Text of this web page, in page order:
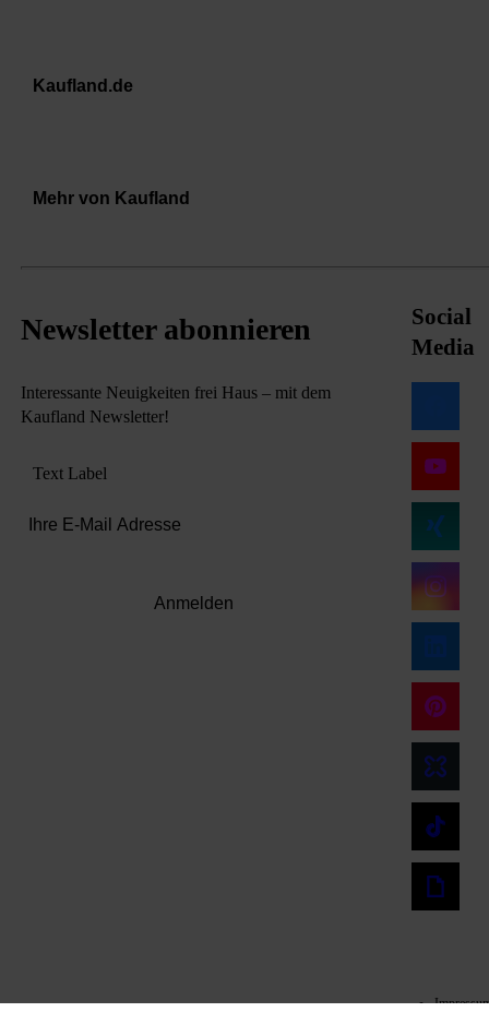
Kaufland.de
Mehr von Kaufland
Newsletter abonnieren
Interessante Neuigkeiten frei Haus – mit dem
Kaufland Newsletter!
Text Label
Anmelden
Social
Media